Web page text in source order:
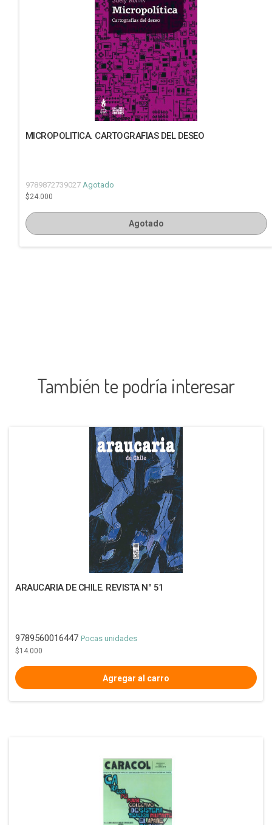
MICROPOLITICA. CARTOGRAFIAS DEL DESEO
9789872739027 Agotado
$24.000
Agotado
También te podría interesar
ARAUCARIA DE CHILE. REVISTA N° 51
9789560016447 Pocas unidades
$14.000